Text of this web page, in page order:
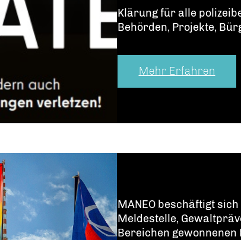
Klärung für alle
Behörden, Projekte,
Mehr Erfahren
MANEO beschäftigt
Meldestelle,
Bereichen